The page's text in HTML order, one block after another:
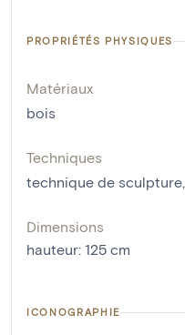
PROPRIÉTÉS PHYSIQUES
Matériaux
bois
Techniques
technique de sculpture,
Dimensions
hauteur: 125 cm
ICONOGRAPHIE